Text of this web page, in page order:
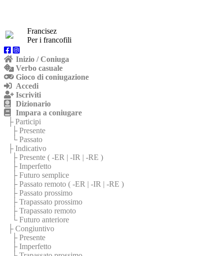
Francisez
Per i francofili
Inizio / Coniuga
Verbo casuale
Gioco di coniugazione
Accedi
Iscriviti
Dizionario
Impara a coniugare
├ Participi
├ Presente
└ Passato
├ Indicativo
├ Presente ( -ER | -IR | -RE )
├ Imperfetto
├ Futuro semplice
├ Passato remoto ( -ER | -IR | -RE )
├ Passato prossimo
├ Trapassato prossimo
├ Trapassato remoto
└ Futuro anteriore
├ Congiuntivo
├ Presente
├ Imperfetto